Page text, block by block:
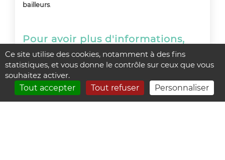
bailleurs.
Pour avoir plus d'informations,
cliquer sur le lien :
http://cc-
sudestuaire.fr/aides-a-la-
precarite-energetique-et-au-
maintien-a-domicile/
Ce site utilise des cookies, notamment à des fins
statistiques, et vous donne le contrôle sur ceux que vous
souhaitez activer.
Tout accepter
Tout refuser Personnaliser